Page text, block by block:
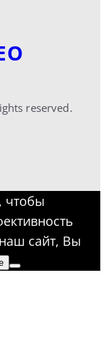
reserved.
чтобы
сайт, Вы